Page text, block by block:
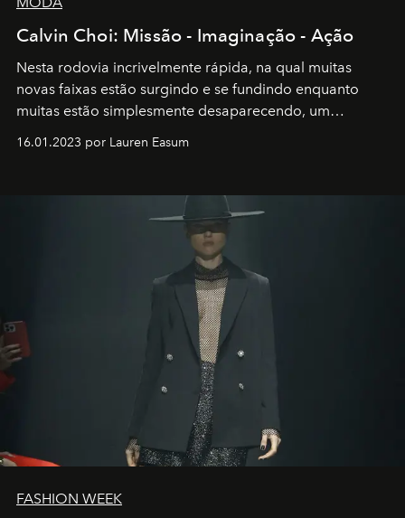
Calvin Choi: Missão - Imaginação - Ação
Nesta rodovia incrivelmente rápida, na qual muitas
novas faixas estão surgindo e se fundindo enquanto
muitas estão simplesmente desaparecendo, um
transportador AMTD abrindo caminho para muitos
por propósitos, com um claro senso de missão na vida e
16.01.2023 por Lauren Easum
FASHION WEEK